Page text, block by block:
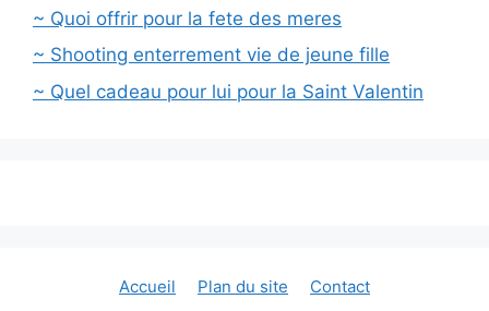
~ Quoi offrir pour la fete des meres
~ Shooting enterrement vie de jeune fille
~ Quel cadeau pour lui pour la Saint Valentin
Accueil Plan du site
Contact